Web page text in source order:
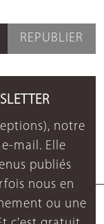
REPUBLIER
notre
mail. Elle
publiés
nous en
ou une